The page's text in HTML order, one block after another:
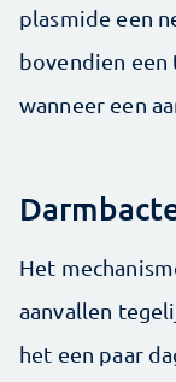
plasmide een
bovendien
wanneer een
Het
aanvallen
het een paar